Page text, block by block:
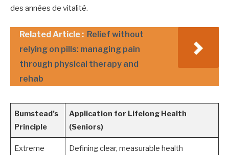
des années de vitalité.
Related Article : Relief without
relying on pills: managing pain
through physical therapy and
rehab
Bumstead’s
Principle
Application for Lifelong Health
(Seniors)
Extreme
Defining clear, measurable health